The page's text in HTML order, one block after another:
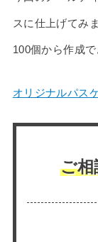
スに仕上げてみ
100個から作成で
オリジナルパス
ご相